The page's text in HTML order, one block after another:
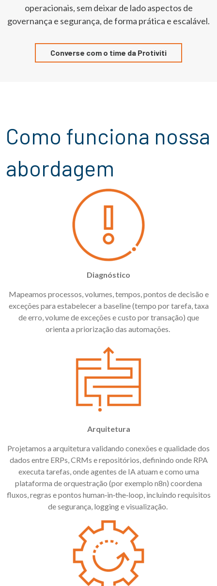
operacionais, sem deixar de lado aspectos de
governança e segurança, de forma prática e escalável.
Converse com o time da Protiviti
Como funciona nossa
abordagem
Diagnóstico
Mapeamos processos, volumes, tempos, pontos de decisão e
exceções para estabelecer a baseline (tempo por tarefa, taxa
de erro, volume de exceções e custo por transação) que
orienta a priorização das automações.
Arquitetura
Projetamos a arquitetura validando conexões e qualidade dos
dados entre ERPs,CRMs e repositórios, definindo onde RPA
executa tarefas, onde agentes de IA atuam e como uma
plataforma de orquestração (por exemplo n8n) coordena
fluxos, regras e pontos human‑in‑the‑loop, incluindo requisitos
de segurança, logginge visualização.